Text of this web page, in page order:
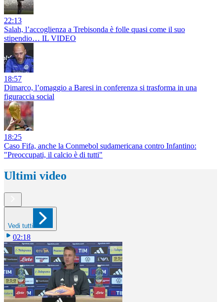
22:13
Salah, l’accoglienza a Trebisonda è folle quasi come il suo
stipendio… IL VIDEO
18:57
Dimarco, l’omaggio a Baresi in conferenza si trasforma in una
figuraccia social
18:25
Caso Fifa, anche la Conmebol sudamericana contro Infantino:
"Preoccupati, il calcio è di tutti"
Ultimi video
Vedi tutti
02:18